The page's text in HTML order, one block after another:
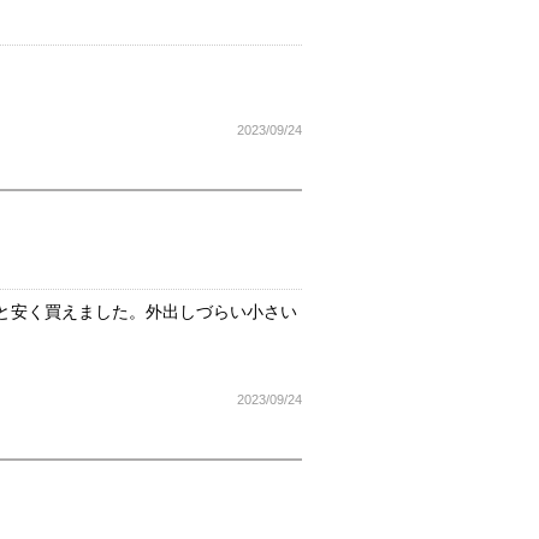
2023/09/24
安く買えました。外出しづらい小さい
2023/09/24